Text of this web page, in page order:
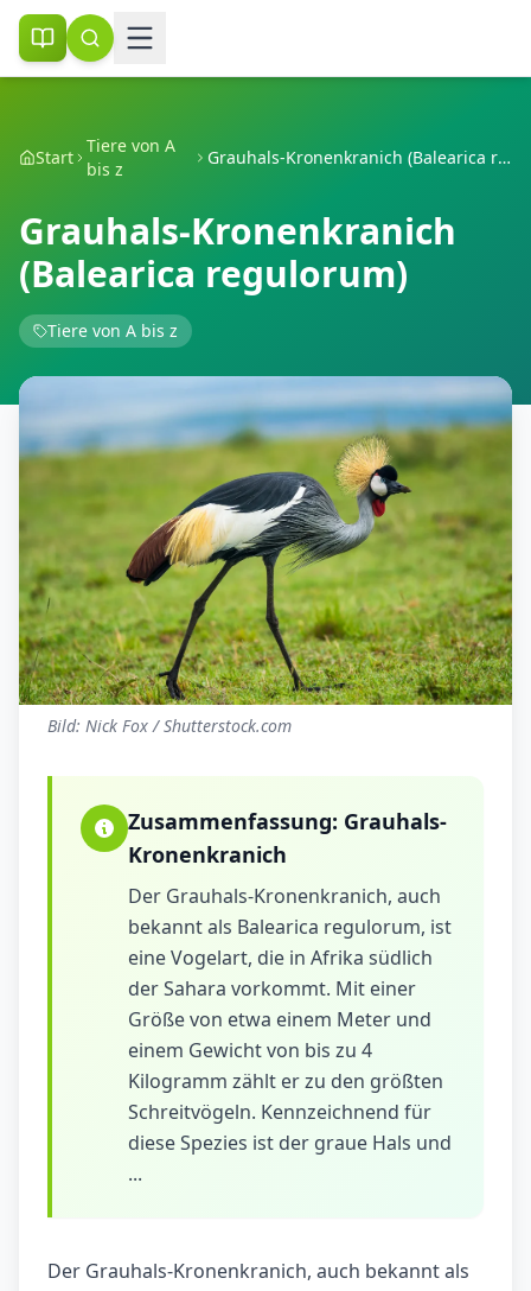
Start
Tiere von A
bis z
Grauhals-Kronenkranich (Balearica regulorum)
Grauhals-Kronenkranich
(Balearica regulorum)
Tiere von A bis z
Bild: Nick Fox / Shutterstock.com
Zusammenfassung: Grauhals-
Kronenkranich
Der Grauhals-Kronenkranich, auch
bekannt als Balearica regulorum, ist
eine Vogelart, die in Afrika südlich
der Sahara vorkommt. Mit einer
Größe von etwa einem Meter und
einem Gewicht von bis zu 4
Kilogramm zählt er zu den größten
Schreitvögeln. Kennzeichnend für
diese Spezies ist der graue Hals und
...
Der Grauhals-Kronenkranich, auch bekannt als